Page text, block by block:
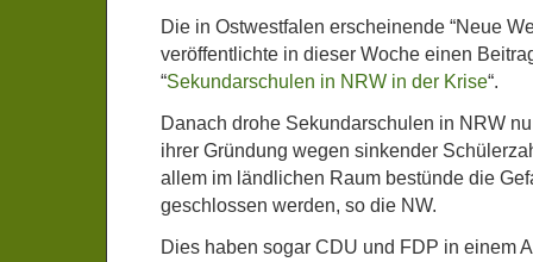
Die in Ostwestfalen erscheinende “Neue
veröffentlichte in dieser Woche einen
“Sekundarschulen in NRW in der Krise“.
Danach drohe Sekundarschulen in NRW
ihrer Gründung wegen sinkender
allem im ländlichen Raum bestünde die
geschlossen werden, so die NW.
Dies haben sogar CDU und FDP in einem